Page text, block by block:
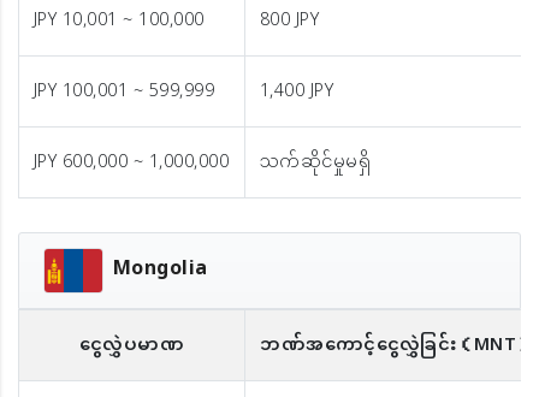
JPY 10,001 ~ 100,000
800 JPY
JPY 100,001 ~ 599,999
1,400 JPY
JPY 600,000 ~ 1,000,000
သက်ဆိုင်မှုမရှိ
Mongolia
ငွေလွှဲပမာဏ ဘဏ်အကောင့်ငွေလွှဲခြင်း（MNT）